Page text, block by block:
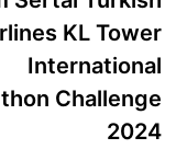
KL Tower
International
Challenge
2024